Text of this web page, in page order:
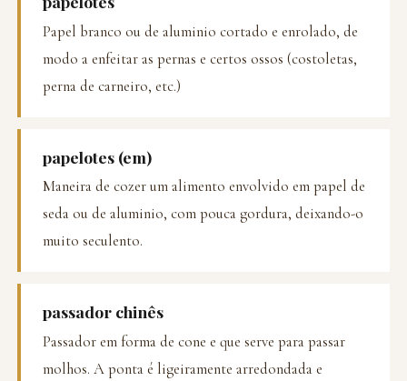
Papel branco ou de aluminio cortado e enrolado, de
modo a enfeitar as pernas e certos ossos (costoletas,
perna de carneiro, etc.)
papelotes (em)
Maneira de cozer um alimento envolvido em papel de
seda ou de aluminio, com pouca gordura, deixando-o
muito seculento.
passador chinês
Passador em forma de cone e que serve para passar
molhos. A ponta é ligeiramente arredondada e